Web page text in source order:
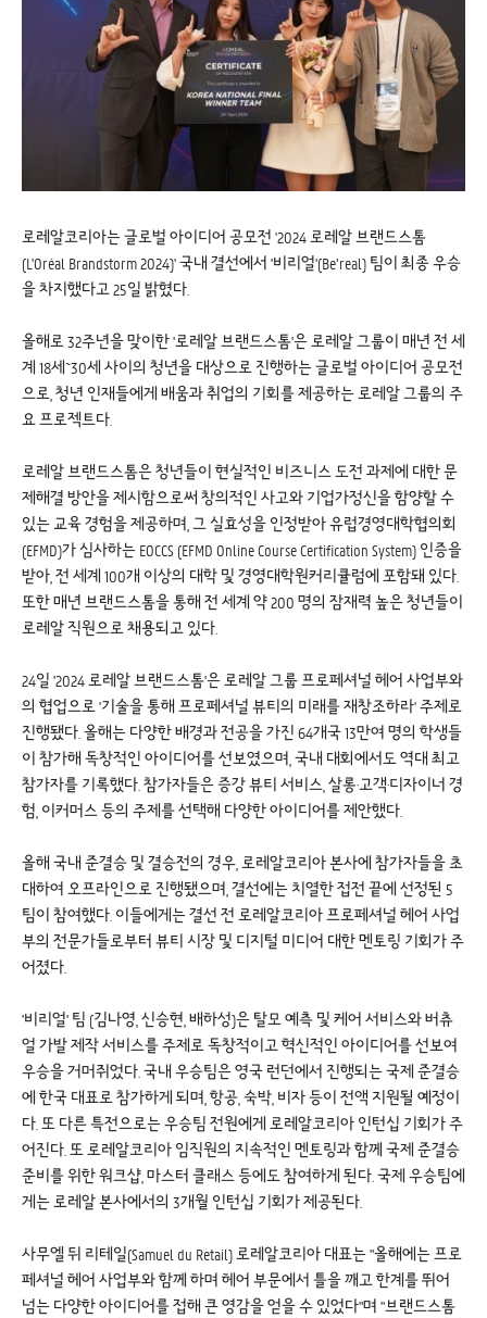
로레알코리아는 글로벌 아이디어 공모전 '2024 로레알 브랜드스톰
(L'Oréal Brandstorm 2024)' 국내 결선에서 '비리얼'(Be’real) 팀이 최종 우승
을 차지했다고 25일 밝혔다.
올해로 32주년을 맞이한 '로레알 브랜드스톰'은 로레알 그룹이 매년 전 세
계 18세~30세 사이의 청년을 대상으로 진행하는 글로벌 아이디어 공모전
으로, 청년 인재들에게 배움과 취업의 기회를 제공하는 로레알 그룹의 주
요 프로젝트다.
로레알 브랜드스톰은 청년들이 현실적인 비즈니스 도전 과제에 대한 문
제해결 방안을 제시함으로써 창의적인 사고와 기업가정신을 함양할 수
있는 교육 경험을 제공하며, 그 실효성을 인정받아 유럽경영대학협의회
(EFMD)가 심사하는 EOCCS (EFMD Online Course Certification System) 인증을
받아, 전 세계 100개 이상의 대학 및 경영대학원커리큘럼에 포함돼 있다.
또한 매년 브랜드스톰을 통해 전 세계 약 200 명의 잠재력 높은 청년들이
로레알 직원으로 채용되고 있다.
24일 '2024 로레알 브랜드스톰'은 로레알 그룹 프로페셔널 헤어 사업부와
의 협업으로 '기술을 통해 프로페셔널 뷰티의 미래를 재창조하라' 주제로
진행됐다. 올해는 다양한 배경과 전공을 가진 64개국 13만여 명의 학생들
이 참가해 독창적인 아이디어를 선보였으며, 국내 대회에서도 역대 최고
참가자를 기록했다. 참가자들은 증강 뷰티 서비스, 살롱·고객·디자이너 경
험, 이커머스 등의 주제를 선택해 다양한 아이디어를 제안했다.
올해 국내 준결승 및 결승전의 경우, 로레알코리아 본사에 참가자들을 초
대하여 오프라인으로 진행됐으며, 결선에는 치열한 접전 끝에 선정된 5
팀이 참여했다. 이들에게는 결선 전 로레알코리아 프로페셔널 헤어 사업
부의 전문가들로부터 뷰티 시장 및 디지털 미디어 대한 멘토링 기회가 주
어졌다.
'비리얼' 팀 (김나영, 신승현, 배하성)은 탈모 예측 및 케어 서비스와 버츄
얼 가발 제작 서비스를 주제로 독창적이고 혁신적인 아이디어를 선보여
우승을 거머쥐었다. 국내 우승팀은 영국 런던에서 진행되는 국제 준결승
에 한국 대표로 참가하게 되며, 항공, 숙박, 비자 등이 전액 지원될 예정이
다. 또 다른 특전으로는 우승팀 전원에게 로레알코리아 인턴십 기회가 주
어진다. 또 로레알코리아 임직원의 지속적인 멘토링과 함께 국제 준결승
준비를 위한 워크샵, 마스터 클래스 등에도 참여하게 된다. 국제 우승팀에
게는 로레알 본사에서의 3개월 인턴십 기회가 제공된다.
사무엘 뒤 리테일(Samuel du Retail) 로레알코리아 대표는 "올해에는 프로
페셔널 헤어 사업부와 함께 하며 헤어 부문에서 틀을 깨고 한계를 뛰어
넘는 다양한 아이디어를 접해 큰 영감을 얻을 수 있었다"며 "브랜드스톰